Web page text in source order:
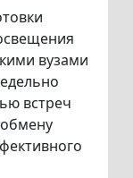
вузами
встреч